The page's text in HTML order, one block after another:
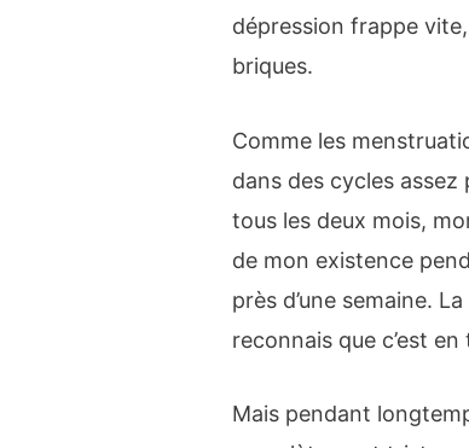
dépression frappe
briques.
Comme les
dans des cycles assez
tous les deux mois,
de mon existence
près d’une semaine.
reconnais que c’est
Mais pendant